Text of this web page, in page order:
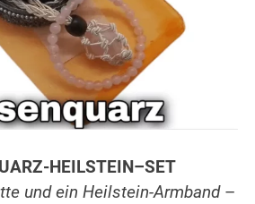
HEILSTEIN–SET
und ein Heilstein-Armband–